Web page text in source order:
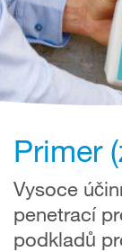
Primer
Vysoce
penetrací
podkladů